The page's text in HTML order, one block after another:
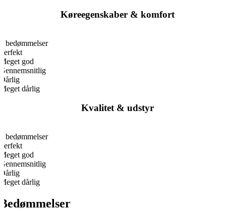
Køreegenskaber & komfort
0 bedømmelser
Perfekt
Meget god
Gennemsnitlig
Dårlig
Meget dårlig
Kvalitet & udstyr
0 bedømmelser
Perfekt
Meget god
Gennemsnitlig
Dårlig
Meget dårlig
Bedømmelser